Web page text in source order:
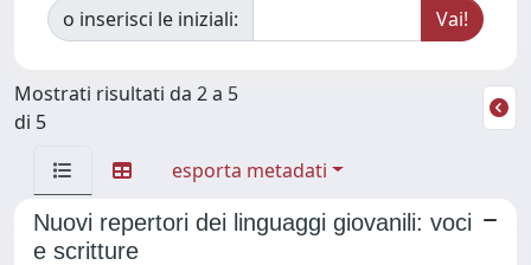
o inserisci le iniziali:
Mostrati risultati da 2 a 5
di 5
esporta metadati
Nuovi repertori dei linguaggi giovanili: voci
e scritture